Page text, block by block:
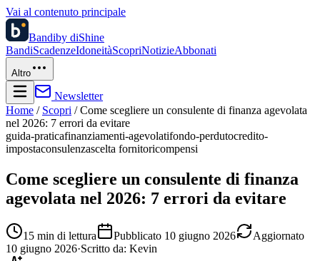
Vai al contenuto principale
Bandiby diShine
BandiScadenzeIdoneitàScopriNotizieAbbonati
Altro
Newsletter
Home / Scopri / Come scegliere un consulente di finanza agevolata
nel 2026: 7 errori da evitare
guida-praticafinanziamenti-agevolatifondo-perdutocredito-
impostaconsulenzascelta fornitoricompensi
Come scegliere un consulente di finanza
agevolata nel 2026: 7 errori da evitare
15 min di lettura Pubblicato 10 giugno 2026
Aggiornato
10 giugno 2026·Scritto da: Kevin